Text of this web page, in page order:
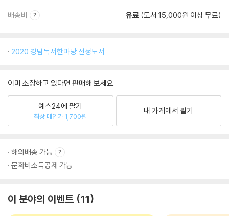
배송비 유료 (도서 15,000원 이상 무료)
2020 경남독서한마당 선정도서
이미 소장하고 있다면 판매해 보세요.
예스24에 팔기
최상 매입가 1,700원
내 가게에서 팔기
해외배송 가능
문화비소득공제 가능
이 분야의 이벤트 11